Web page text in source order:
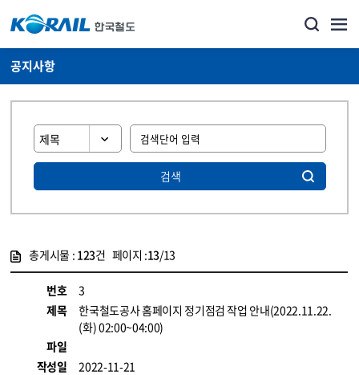
공지사항
검색
총게시물 : 123건 페이지 :13/13
번호
3
제목
한국철도공사 홈페이지 정기점검 작업 안내(2022.11.22.
(화) 02:00~04:00)
파일
작성일
2022-11-21